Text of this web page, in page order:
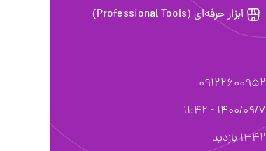
ابزار حرفه‌ای (Professional Tools)
09122600952
1400/09/7 - 11:42
1342 بازدید